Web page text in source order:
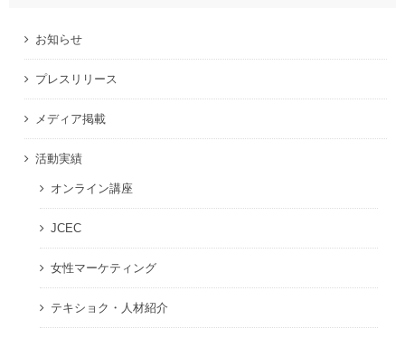
お知らせ
プレスリリース
メディア掲載
活動実績
オンライン講座
JCEC
女性マーケティング
テキショク・人材紹介